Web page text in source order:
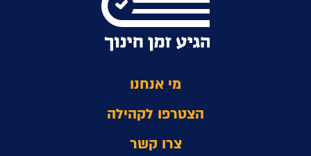
מי אנחנו
הצטרפו לקהילה
צרו קשר